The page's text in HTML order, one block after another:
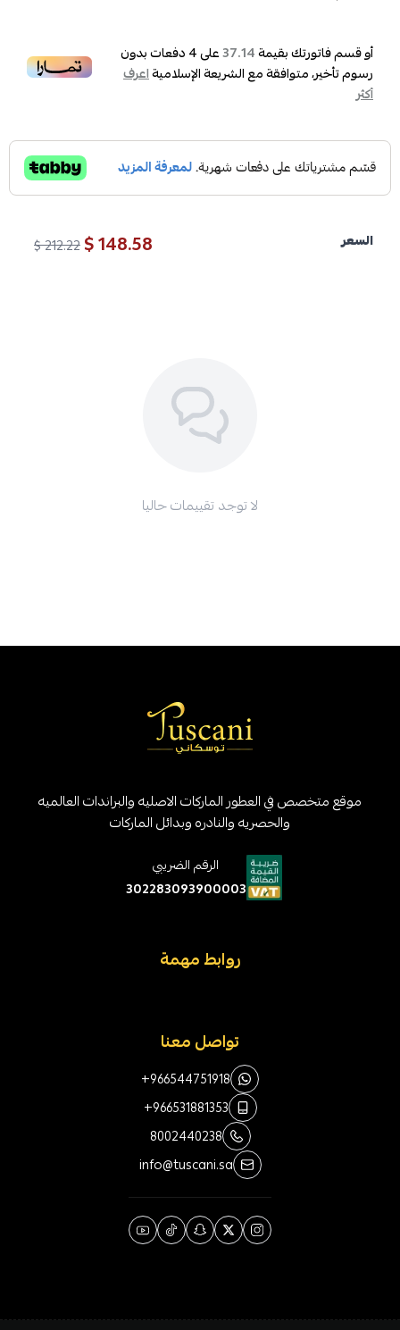
أو قسم فاتورتك بقيمة37.14على4دفعات بدون
رسوم تأخير، متوافقة مع الشريعة الإسلاميةاعرف
أكثر
السعر 148.58 $
212.22 $
لا توجد تقييمات حاليا
موقع متخصص في العطور الماركات الاصليه والبراندات العالميه
والحصريه والنادره وبدائل الماركات
الرقم الضريبي
302283093900003
روابط مهمة
تواصل معنا
+966544751918
+966531881353
8002440238
info@tuscani.sa